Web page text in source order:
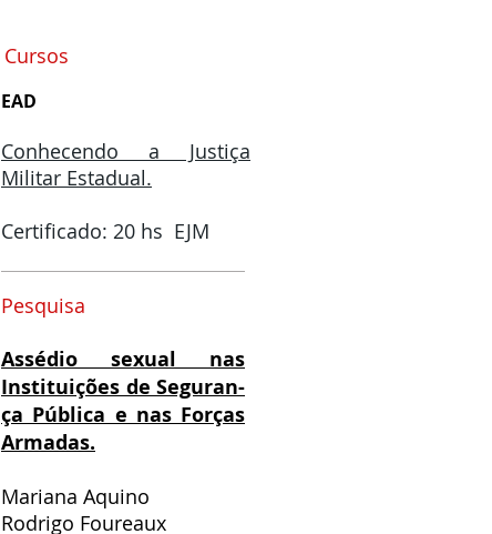
Cursos
EAD
Conhecendo a Justiça
Militar Estadual.
Certificado: 20 hs EJM
Pesquisa
Assédio sexual nas
Instituições de Seguran-
ça Pública e nas Forças
Armadas.
Mariana Aquino
Rodrigo Foureaux